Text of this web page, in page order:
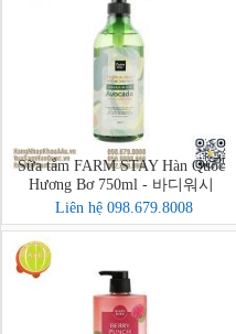
Sữa tắm FARM STAY Hàn Quốc
Hương Bơ 750ml - 바디워시
Liên hệ 098.679.8008